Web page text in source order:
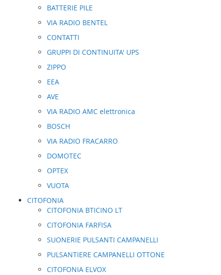
BATTERIE PILE
VIA RADIO BENTEL
CONTATTI
GRUPPI DI CONTINUITA' UPS
ZIPPO
EEA
AVE
VIA RADIO AMC elettronica
BOSCH
VIA RADIO FRACARRO
DOMOTEC
OPTEX
VUOTA
CITOFONIA
CITOFONIA BTICINO LT
CITOFONIA FARFISA
SUONERIE PULSANTI CAMPANELLI
PULSANTIERE CAMPANELLI OTTONE
CITOFONIA ELVOX